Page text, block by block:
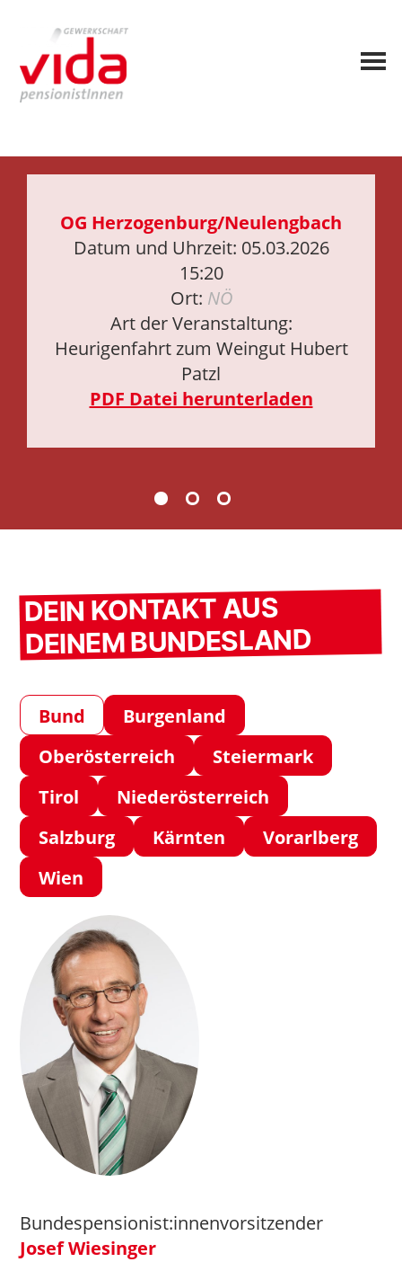
OG Herzogenburg/Neulengbach
Datum und Uhrzeit: 05.03.2026
15:20
Ort: NÖ
Art der Veranstaltung:
Heurigenfahrt zum Weingut Hubert
Patzl
PDF Datei herunterladen
DEIN KONTAKT AUS
DEINEM BUNDESLAND
Bund
Burgenland
Oberösterreich
Steiermark
Tirol
Niederösterreich
Salzburg
Kärnten
Vorarlberg
Wien
Bundespensionist:innenvorsitzender
Josef Wiesinger